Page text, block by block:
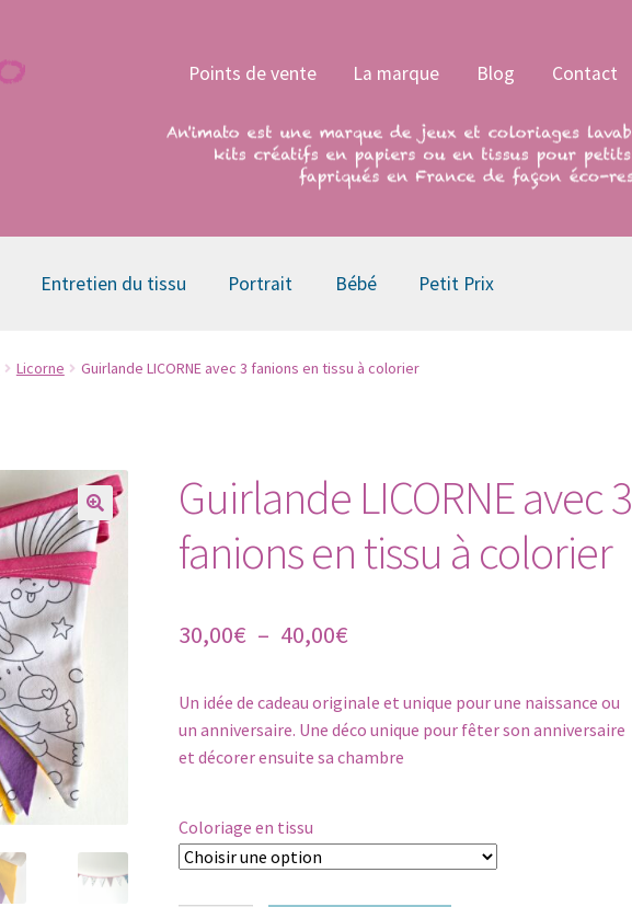
Points de vente La marque Blog Contact
Entretien du tissu Portrait Bébé Petit Prix
Licorne Guirlande LICORNE avec 3 fanions en tissu à colorier
Guirlande LICORNE avec 3
fanions en tissu à colorier
30,00€ – 40,00€
prix :
30,00€
Un idée de cadeau originale et unique pour une naissance ou
un anniversaire. Une déco unique pour fêter son anniversaire
et décorer ensuite sa chambre
Coloriage en tissu